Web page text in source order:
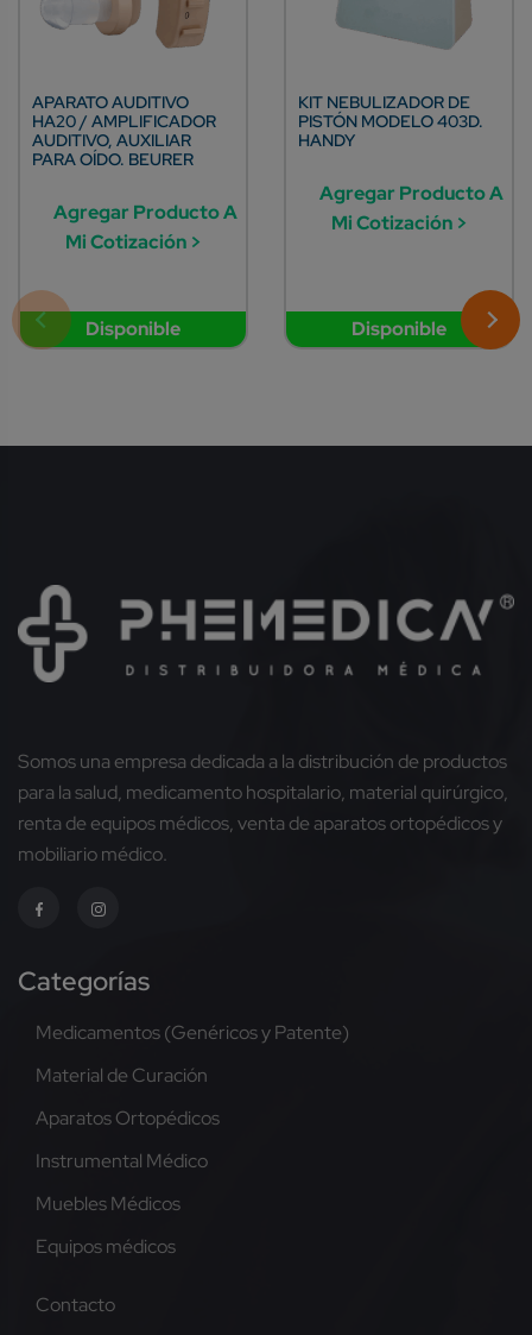
Disponible
APARATO AUDITIVO
HA20 / AMPLIFICADOR
AUDITIVO, AUXILIAR
PARA OÍDO. BEURER
Agregar Producto A
Mi Cotización >
Disponible
KIT NEBULIZADOR DE
PISTÓN MODELO 403D.
HANDY
Agregar Producto A
Mi Cotización >
Somos una empresa dedicada a la distribución de productos
para la salud, medicamento hospitalario, material quirúrgico,
renta de equipos médicos, venta de aparatos ortopédicos y
mobiliario médico.
Categorías
Medicamentos (Genéricos y Patente)
Material de Curación
Aparatos Ortopédicos
Instrumental Médico
Muebles Médicos
Equipos médicos
Contacto